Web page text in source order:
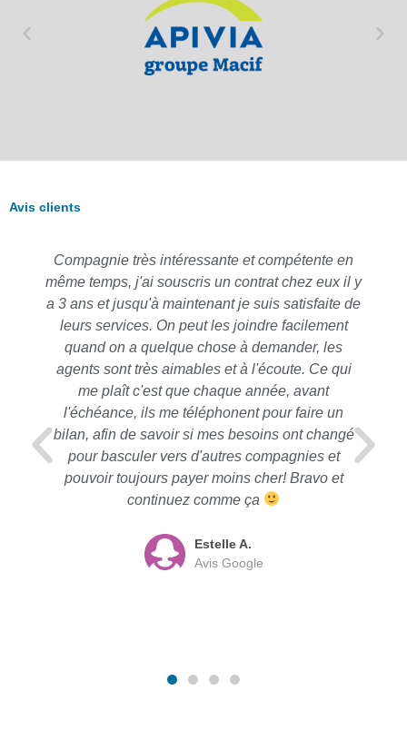
Avis clients
Compagnie très intéressante et compétente en
même temps, j'ai souscris un contrat chez eux il y
a 3 ans et jusqu'à maintenant je suis satisfaite de
leurs services. On peut les joindre facilement
quand on a quelque chose à demander, les
agents sont très aimables et à l'écoute. Ce qui
me plaît c'est que chaque année, avant
l'échéance, ils me téléphonent pour faire un
bilan, afin de savoir si mes besoins ont changé
pour basculer vers d'autres compagnies et
pouvoir toujours payer moins cher! Bravo et
continuez comme ça
Estelle A.
Avis Google